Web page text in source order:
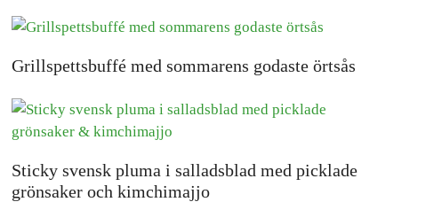
Grillspettsbuffé med sommarens godaste örtsås
Sticky svensk pluma i salladsblad med picklade
grönsaker och kimchimajjo